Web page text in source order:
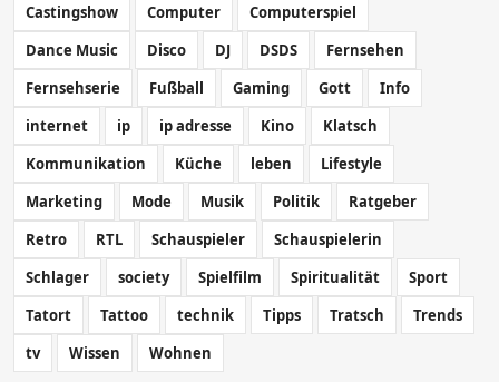
Castingshow Computer
Computerspiel
Dance Music
Disco DJ DSDS
Fernsehen
Fernsehserie
Fußball Gaming Gott
Info
internet
ip ip adresse Kino
Klatsch
Kommunikation
Küche leben
Lifestyle
Marketing
Mode Musik Politik
Ratgeber
Retro
RTL Schauspieler
Schauspielerin
Schlager
society Spielfilm Spiritualität
Sport
Tatort
Tattoo technik Tipps Tratsch
Trends
tv
Wissen Wohnen